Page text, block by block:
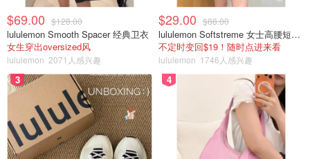
$69.00 $128.00
lululemon Smooth Spacer 经典卫衣
女生穿出oversized风
lululemon 2071人感兴趣
$29.00 $88.00
lululemon Softstreme 女士高腰短裤 10cm
不定时变回$19！随时点进来看
lululemon 1746人感兴趣
3 4